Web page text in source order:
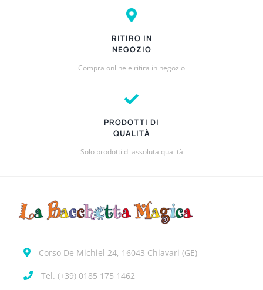
RITIRO IN
NEGOZIO
Compra online e ritira in negozio
PRODOTTI DI
QUALITÀ
Solo prodotti di assoluta qualità
Corso De Michiel 24, 16043 Chiavari (GE)
Tel. (+39) 0185 175 1462